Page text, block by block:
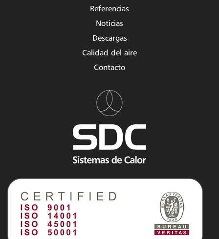
Referencias
Noticias
Descargas
Calidad del aire
Contacto